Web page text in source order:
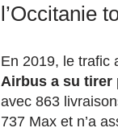
l’Occitanie
En 2019, le trafic
Airbus a su tirer
avec 863
737 Max et n’a